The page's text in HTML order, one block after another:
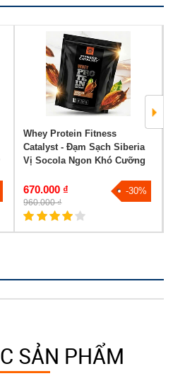
Whey Protein Fitness
Catalyst - Đạm Sạch Siberia
Vị Socola Ngon Khó Cưỡng
670.000 ₫
960.000 ₫
-30%
SẢN PHẨM